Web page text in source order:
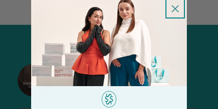
@sisters_stelmakh в Instagram
Підписатися